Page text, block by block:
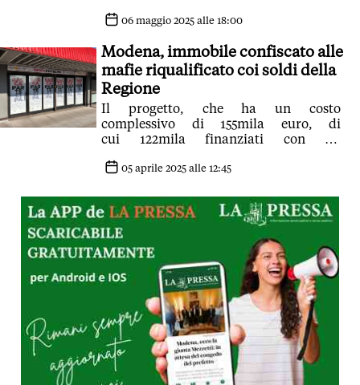
06 maggio 2025 alle 18:00
Modena, immobile confiscato alle
mafie riqualificato coi soldi della
Regione
Il progetto, che ha un costo
complessivo di 155mila euro, di
cui 122mila finanziati con un
accordo tra Regione e Comune
05 aprile 2025 alle 12:45